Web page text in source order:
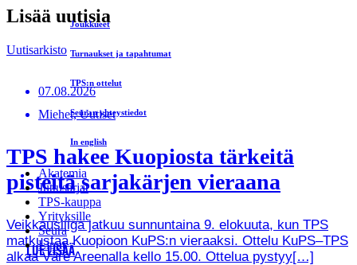
Joukkueet
Turnaukset ja tapahtumat
TPS:n ottelut
Seuran yhteystiedot
In english
Akatemia
Juttusarjat
TPS-kauppa
Yrityksille
Seura
Liput
Lisää uutisia
Uutisarkisto
07.08.2026
Miehet, Uutiset
TPS hakee Kuopiosta tärkeitä
pisteitä sarjakärjen vieraana
Veikkausliiga jatkuu sunnuntaina 9. elokuuta, kun TPS
matkustaa Kuopioon KuPS:n vieraaksi. Ottelu KuPS–TPS
alkaa Väre Areenalla kello 15.00. Ottelua pystyy[…]
LUE LISÄÄ